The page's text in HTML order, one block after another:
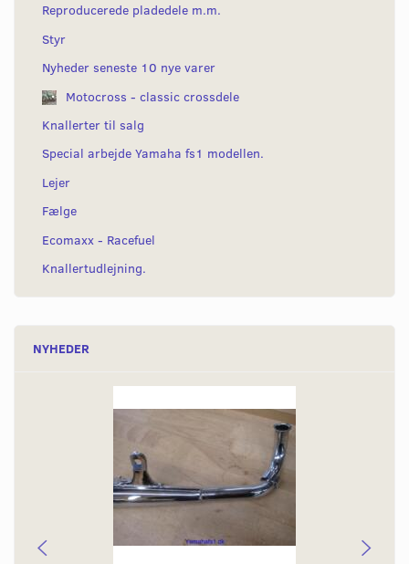
Reproducerede pladedele m.m.
Styr
Nyheder seneste 10 nye varer
Motocross - classic crossdele
Knallerter til salg
Special arbejde Yamaha fs1 modellen.
Lejer
Fælge
Ecomaxx - Racefuel
Knallertudlejning.
NYHEDER